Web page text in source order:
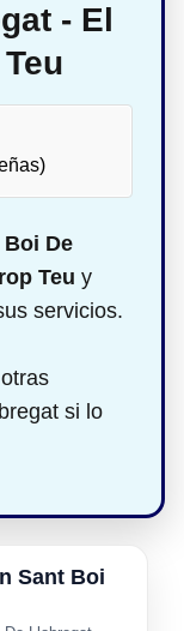
- El
Boi De
Teu y
servicios.
si lo
Sant Boi